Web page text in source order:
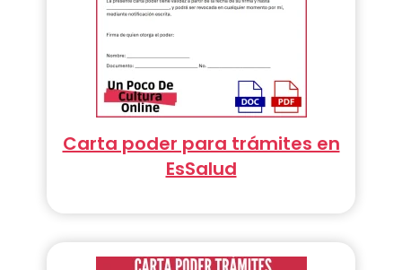
Carta poder para trámites en
EsSalud